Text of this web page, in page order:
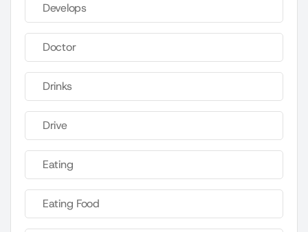
Develops
Doctor
Drinks
Drive
Eating
Eating Food